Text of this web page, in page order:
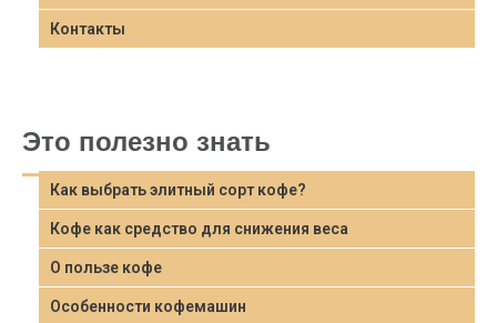
Контакты
Это полезно знать
Как выбрать элитный сорт кофе?
Кофе как средство для снижения веса
О пользе кофе
Особенности кофемашин